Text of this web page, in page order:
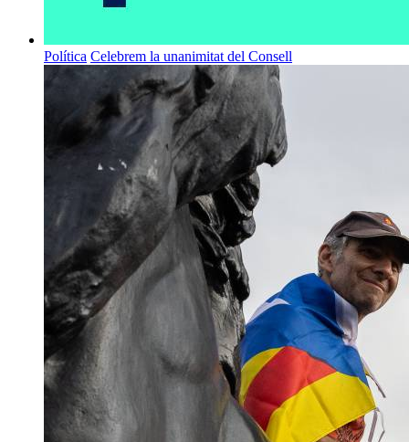
Política Celebrem la unanimitat del Consell